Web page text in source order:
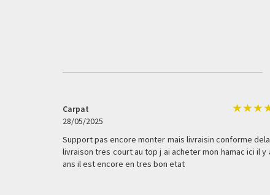
Carpat
28/05/2025
Support pas encore monter mais livraisin conforme
livraison tres court au top j ai acheter mon hamac ici il y
ans il est encore en tres bon etat